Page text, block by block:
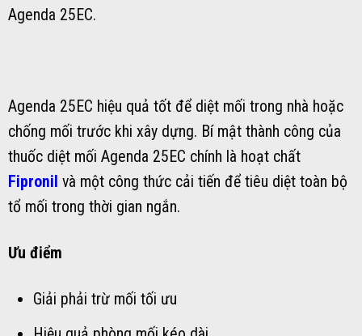
Agenda 25EC.
Agenda 25EC hiệu quả tốt để diệt mối trong nhà hoặc
chống mối trước khi xây dựng. Bí mật thành công của
thuốc diệt mối Agenda 25EC chính là hoạt chất
Fipronil và một công thức cải tiến để tiêu diệt toàn bộ
tổ mối trong thời gian ngắn.
Ưu điểm
Giải phải trừ mối tối ưu